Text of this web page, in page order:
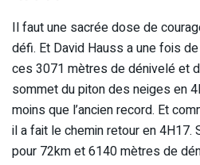
Il faut une sacrée dose de
défi. Et David Hauss a une fois
ces 3071 mètres de dénivelé et
sommet du piton des neiges en
moins que l’ancien record. Et
il a fait le chemin retour en 4H17.
pour 72km et 6140 mètres de